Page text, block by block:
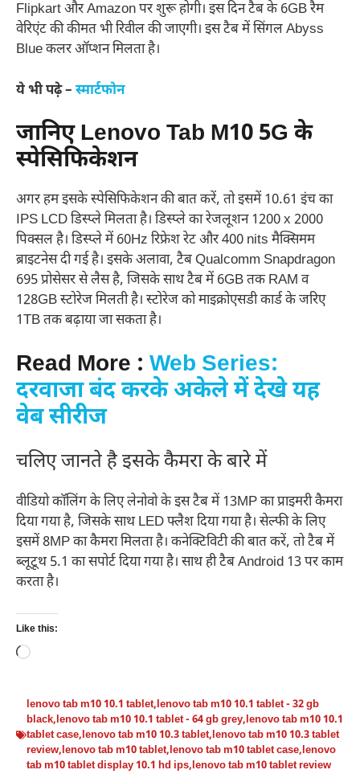
Flipkart और Amazon पर शुरू होगी। इस दिन टैब के 6GB रैम
वेरिएंट की कीमत भी रिवील की जाएगी। इस टैब में सिंगल Abyss
Blue कलर ऑप्शन मिलता है।
ये भी पढ़े – स्मार्टफोन
जानिए Lenovo Tab M10 5G के
स्पेसिफिकेशन
अगर हम इसके स्पेसिफिकेशन की बात करें, तो इसमें 10.61 इंच का
IPS LCD डिस्प्ले मिलता है। डिस्प्ले का रेजलूशन 1200 x 2000
पिक्सल है। डिस्प्ले में 60Hz रिफ्रेश रेट और 400 nits मैक्सिमम
ब्राइटनेस दी गई है। इसके अलावा, टैब Qualcomm Snapdragon
695 प्रोसेसर से लैस है, जिसके साथ टैब में 6GB तक RAM व
128GB स्टोरेज मिलती है। स्टोरेज को माइक्रोएसडी कार्ड के जरिए
1TB तक बढ़ाया जा सकता है।
Read More : Web Series:
दरवाजा बंद करके अकेले में देखे यह
वेब सीरीज
चलिए जानते है इसके कैमरा के बारे में
वीडियो कॉलिंग के लिए लेनोवो के इस टैब में 13MP का प्राइमरी कैमरा
दिया गया है, जिसके साथ LED फ्लैश दिया गया है। सेल्फी के लिए
इसमें 8MP का कैमरा मिलता है। कनेक्टिविटी की बात करें, तो टैब में
ब्लूटूथ 5.1 का सपोर्ट दिया गया है। साथ ही टैब Android 13 पर काम
करता है।
Like this:
Loading…
lenovo tab m10 10.1 tablet,lenovo tab m10 10.1 tablet - 32 gb
black,lenovo tab m10 10.1 tablet - 64 gb grey,lenovo tab m10 10.1
tablet case,lenovo tab m10 10.3 tablet,lenovo tab m10 10.3 tablet
review,lenovo tab m10 tablet,lenovo tab m10 tablet case,lenovo
tab m10 tablet display 10.1 hd ips,lenovo tab m10 tablet review